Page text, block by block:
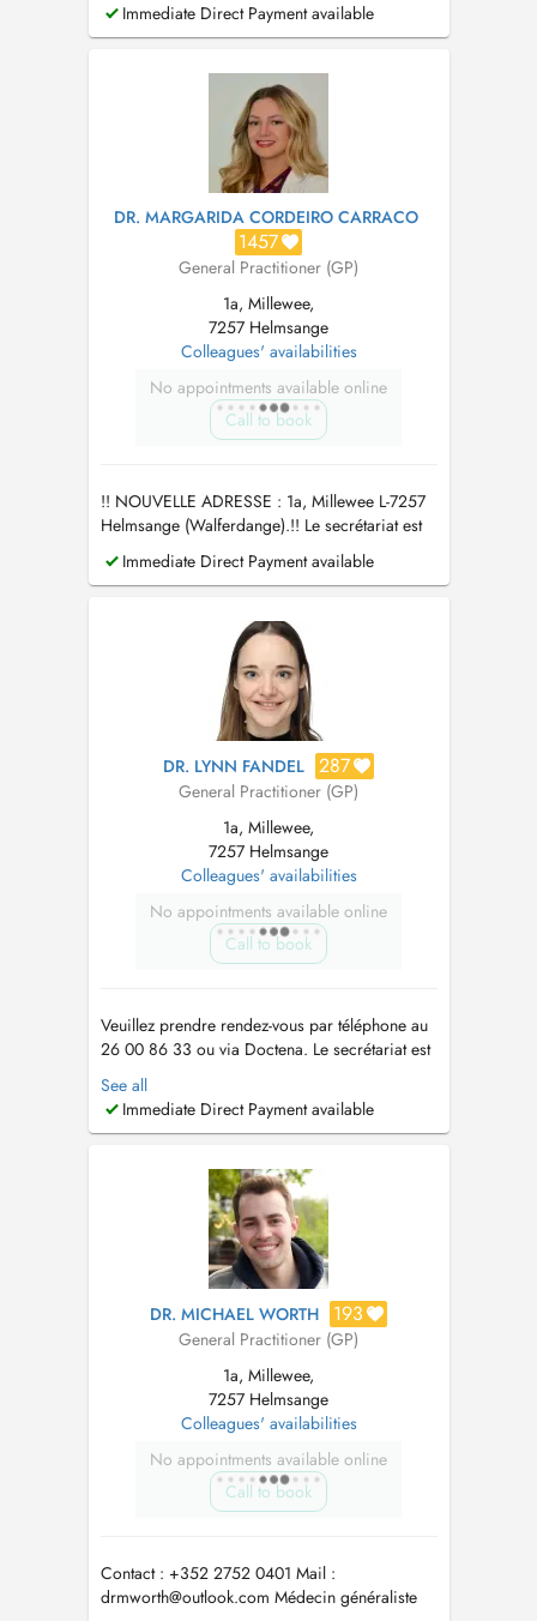
Immediate Direct Payment available
DR. MARGARIDA CORDEIRO CARRACO
1457
General Practitioner (GP)
1a, Millewee,
7257 Helmsange
Colleagues' availabilities
No appointments available online
Call to book
!! NOUVELLE ADRESSE : 1a, Millewee L-7257
Helmsange (Walferdange).!! Le secrétariat est
ouvert du lundi au vendredi de 7h30 à 11h30 et
le mercredi de 13h à 17h au +352 26 00 86
Immediate Direct Payment available
DR. LYNN FANDEL 287
General Practitioner (GP)
1a, Millewee,
7257 Helmsange
Colleagues' availabilities
No appointments available online
Call to book
Veuillez prendre rendez-vous par téléphone au
26 00 86 33 ou via Doctena. Le secrétariat est
ouvert du lundi au vendredi de 7h30 à 11h30 et
le mercredi de 13h à 17h au +352 26 00 86
33. Toutes les disponibilités ne sont pas en
aux patients habitue...
See all
Immediate Direct Payment available
DR. MICHAEL WORTH 193
General Practitioner (GP)
1a, Millewee,
7257 Helmsange
Colleagues' availabilities
No appointments available online
Call to book
Contact : +352 2752 0401 Mail :
drmworth@outlook.com Médecin généraliste